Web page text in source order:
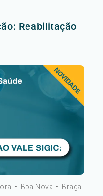
Reabilitação
• Boa Nova • Braga